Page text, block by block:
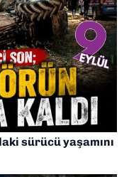
sürücü yaşamını